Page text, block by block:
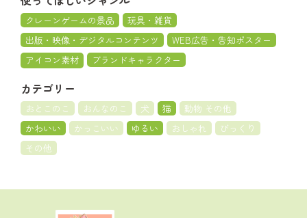
クレーンゲームの景品
玩具・雑貨
出版・映像・デジタルコンテンツ
WEB広告・告知ポスター
アイコン素材
ブランドキャラクター
カテゴリー
おとこのこ おんなのこ 犬 猫
動物 その他
かわいい
かっこいい ゆるい おしゃれ
びっくり
その他